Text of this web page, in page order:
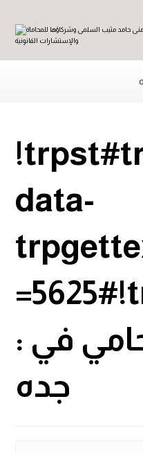
data-
: في
جده